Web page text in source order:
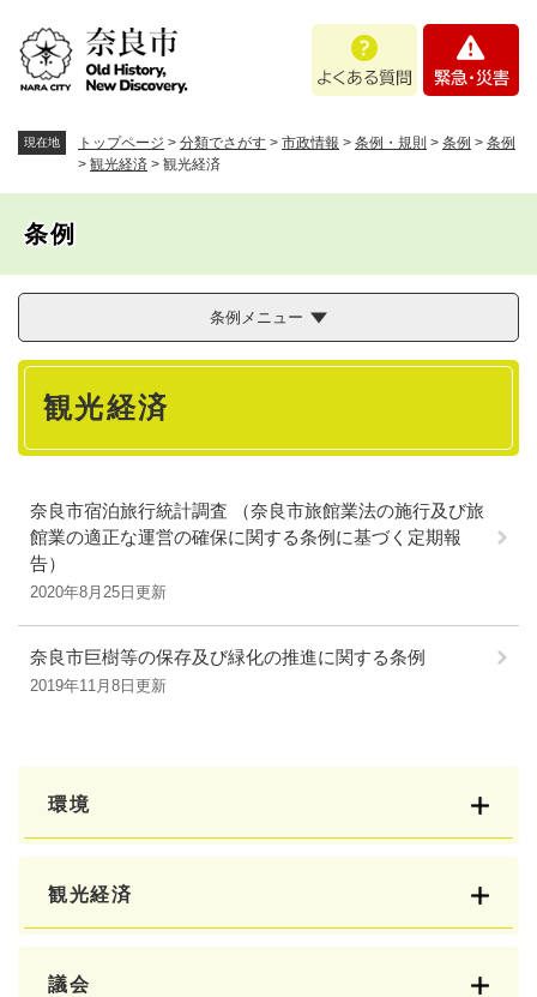
あ
問
・
現在地 トップページ > 分類でさがす > 市政情報 > 条例・規則 > 条例 > 条例
> 観光経済 > 観光経済
条例
条例メニュー
本
観光経済
奈良市宿泊旅行統計調査 （奈良市旅館業法の施行及び旅
館業の適正な運営の確保に関する条例に基づく定期報
告）
2020年8月25日更新
奈良市巨樹等の保存及び緑化の推進に関する条例
2019年11月8日更新
環境
観光経済
議会